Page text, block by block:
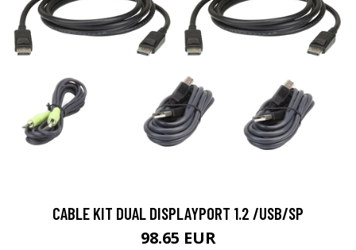
CABLE KIT DUAL DISPLAYPORT 1.2 /USB/SP
98.65 EUR